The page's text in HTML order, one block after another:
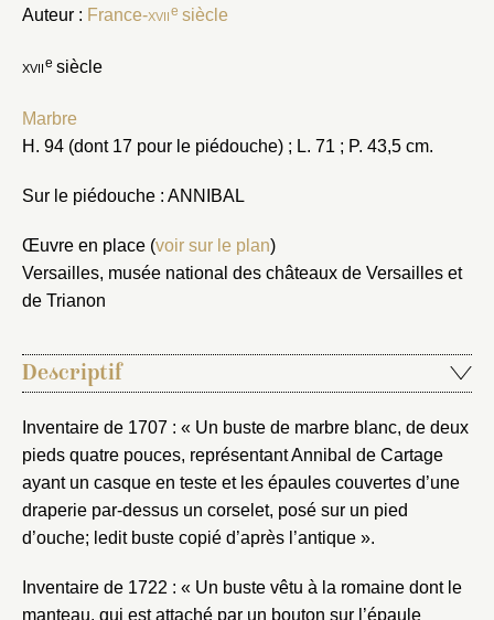
Auteur : France-xviie siècle
xviie siècle
Marbre
H. 94 (dont 17 pour le piédouche) ; L. 71 ; P. 43,5 cm.
Sur le piédouche : ANNIBAL
Œuvre en place (voir sur le plan)
Versailles, musée national des châteaux de Versailles et
de Trianon
Descriptif
Inventaire de 1707 : « Un buste de marbre blanc, de deux
pieds quatre pouces, représentant Annibal de Cartage
ayant un casque en teste et les épaules couvertes d’une
draperie par-dessus un corselet, posé sur un pied
d’ouche; ledit buste copié d’après l’antique ».
Inventaire de 1722 : « Un buste vêtu à la romaine dont le
manteau, qui est attaché par un bouton sur l’épaule